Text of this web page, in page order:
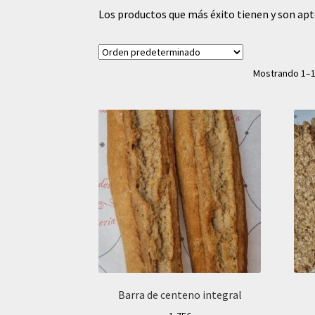
Los productos que más éxito tienen y son
Mostrando
Barra de centeno integral